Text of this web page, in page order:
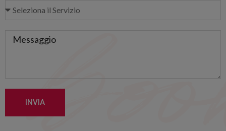
INVIA